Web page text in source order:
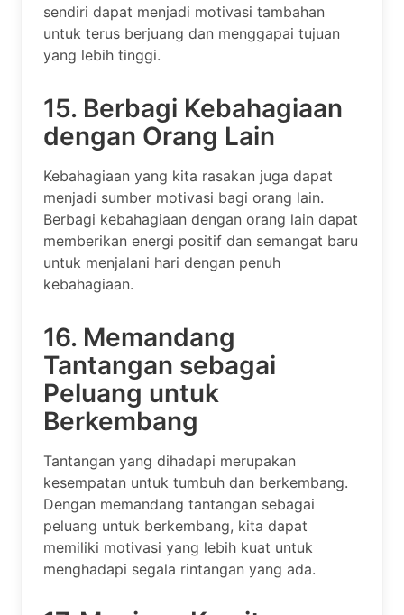
sendiri dapat menjadi motivasi tambahan
untuk terus berjuang dan menggapai tujuan
yang lebih tinggi.
15. Berbagi Kebahagiaan
dengan Orang Lain
Kebahagiaan yang kita rasakan juga dapat
menjadi sumber motivasi bagi orang lain.
Berbagi kebahagiaan dengan orang lain dapat
memberikan energi positif dan semangat baru
untuk menjalani hari dengan penuh
kebahagiaan.
16. Memandang
Tantangan sebagai
Peluang untuk
Berkembang
Tantangan yang dihadapi merupakan
kesempatan untuk tumbuh dan berkembang.
Dengan memandang tantangan sebagai
peluang untuk berkembang, kita dapat
memiliki motivasi yang lebih kuat untuk
menghadapi segala rintangan yang ada.